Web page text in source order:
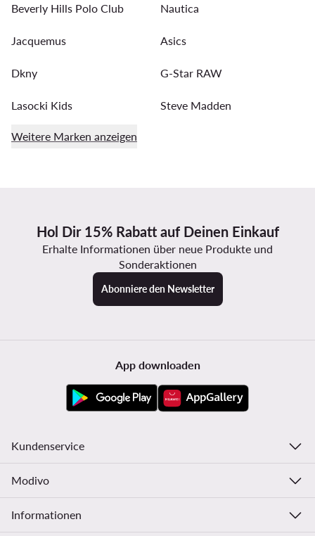
Beverly Hills Polo Club Nautica
Jacquemus Asics
Dkny G-Star RAW
Lasocki Kids Steve Madden
Weitere Marken anzeigen
Hol Dir 15% Rabatt auf Deinen Einkauf
Erhalte Informationen über neue Produkte und
Sonderaktionen
Abonniere den Newsletter
App downloaden
Kundenservice
Modivo
Informationen